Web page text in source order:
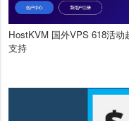
HostKVM 国外VPS 618活
支持